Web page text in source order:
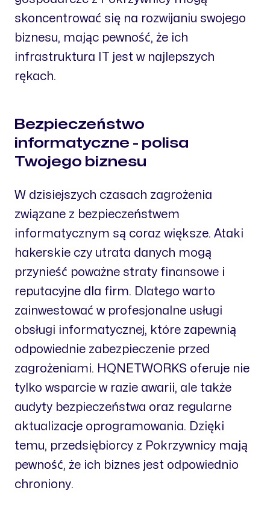
skoncentrować się na rozwijaniu swojego
biznesu, mając pewność, że ich
infrastruktura IT jest w najlepszych
rękach.
Bezpieczeństwo
informatyczne - polisa
Twojego biznesu
W dzisiejszych czasach zagrożenia
związane z bezpieczeństwem
informatycznym są coraz większe. Ataki
hakerskie czy utrata danych mogą
przynieść poważne straty finansowe i
reputacyjne dla firm. Dlatego warto
zainwestować w profesjonalne usługi
obsługi informatycznej, które zapewnią
odpowiednie zabezpieczenie przed
zagrożeniami. HQNETWORKS oferuje nie
tylko wsparcie w razie awarii, ale także
audyty bezpieczeństwa oraz regularne
aktualizacje oprogramowania. Dzięki
temu, przedsiębiorcy z Pokrzywnicy mają
pewność, że ich biznes jest odpowiednio
chroniony.